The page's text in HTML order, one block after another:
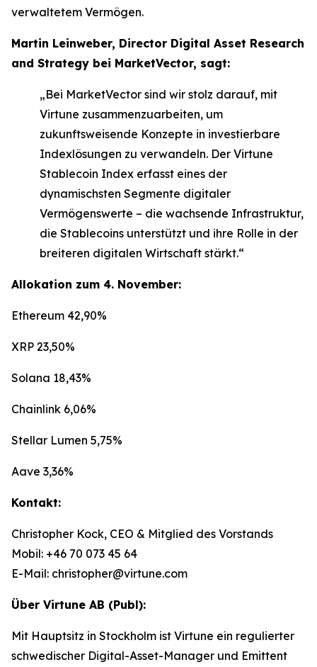
verwaltetem Vermögen.
Martin Leinweber, Director Digital Asset Research
and Strategy bei MarketVector, sagt:
„Bei MarketVector sind wir stolz darauf, mit
Virtune zusammenzuarbeiten, um
zukunftsweisende Konzepte in investierbare
Indexlösungen zu verwandeln. Der Virtune
Stablecoin Index erfasst eines der
dynamischsten Segmente digitaler
Vermögenswerte – die wachsende Infrastruktur,
die Stablecoins unterstützt und ihre Rolle in der
breiteren digitalen Wirtschaft stärkt.“
Allokation zum 4. November:
Ethereum 42,90%
XRP 23,50%
Solana 18,43%
Chainlink 6,06%
Stellar Lumen 5,75%
Aave 3,36%
Kontakt:
Christopher Kock, CEO & Mitglied des Vorstands
Mobil: +46 70 073 45 64
E-Mail: christopher@virtune.com
Über Virtune AB (Publ):
Mit Hauptsitz in Stockholm ist Virtune ein regulierter
schwedischer Digital-Asset-Manager und Emittent